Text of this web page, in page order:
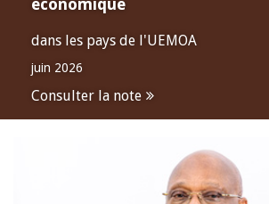
économique
dans les pays de l'UEMOA
juin 2026
Consulter la note